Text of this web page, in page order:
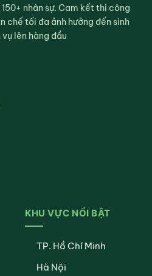
nhân sự. Cam kết thi công
chế tối đa ảnh hưởng đến sinh
lên hàng đầu
KHU VỰC NỔI BẬT
TP. Hồ Chí Minh
Hà Nội